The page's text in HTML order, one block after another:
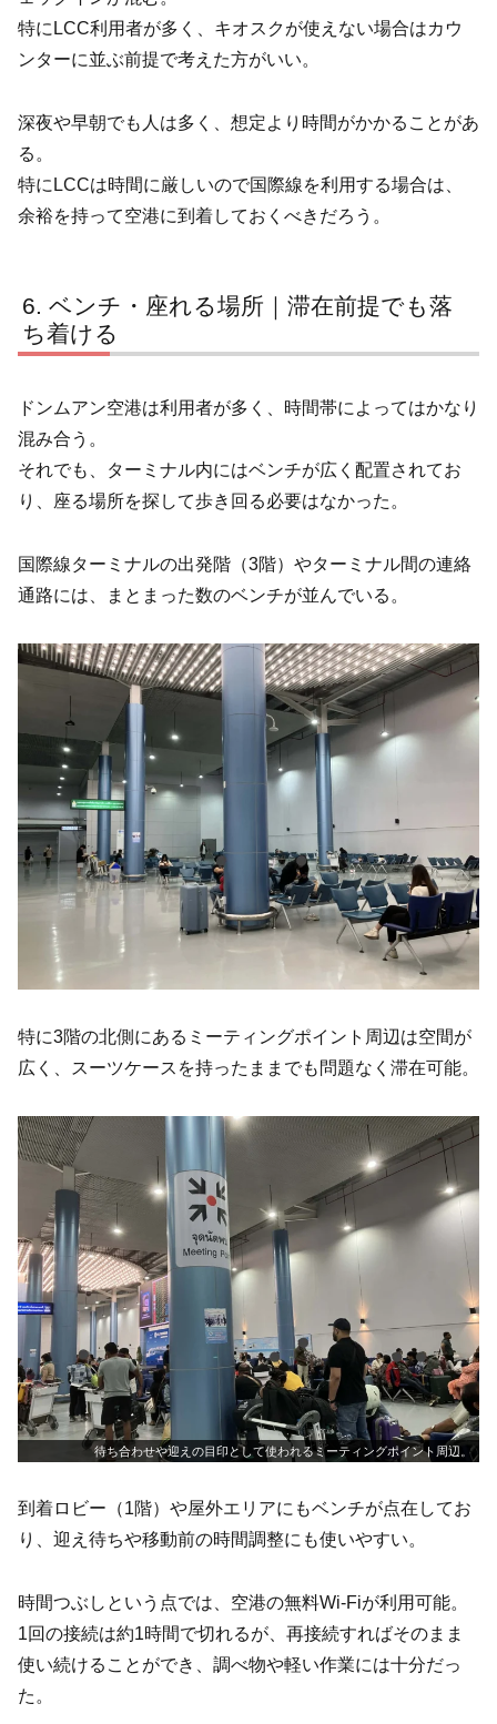
特にLCC利用者が多く、キオスクが使えない場合はカウ
ンターに並ぶ前提で考えた方がいい。
深夜や早朝でも人は多く、想定より時間がかかることがあ
る。
特にLCCは時間に厳しいので国際線を利用する場合は、
余裕を持って空港に到着しておくべきだろう。
ベンチ・座れる場所｜滞在前提でも落
ち着ける
ドンムアン空港は利用者が多く、時間帯によってはかなり
混み合う。
それでも、ターミナル内にはベンチが広く配置されてお
り、座る場所を探して歩き回る必要はなかった。
国際線ターミナルの出発階（3階）やターミナル間の連絡
通路には、まとまった数のベンチが並んでいる。
特に3階の北側にあるミーティングポイント周辺は空間が
広く、スーツケースを持ったままでも問題なく滞在可能。
待ち合わせや迎えの目印として使われるミーティングポイント周辺。
到着ロビー（1階）や屋外エリアにもベンチが点在してお
り、迎え待ちや移動前の時間調整にも使いやすい。
時間つぶしという点では、空港の無料Wi-Fiが利用可能。
1回の接続は約1時間で切れるが、再接続すればそのまま
使い続けることができ、調べ物や軽い作業には十分だっ
た。